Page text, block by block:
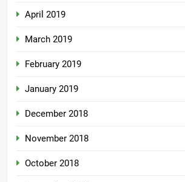
April 2019
March 2019
February 2019
January 2019
December 2018
November 2018
October 2018